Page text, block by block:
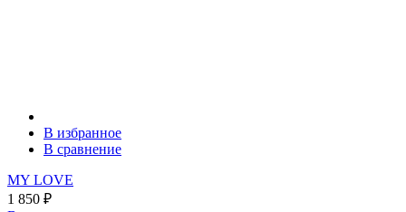
В избранное
В сравнение
MY LOVE
1 850 ₽